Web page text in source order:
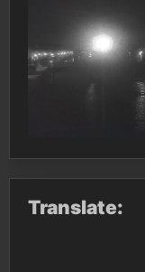
Translate: